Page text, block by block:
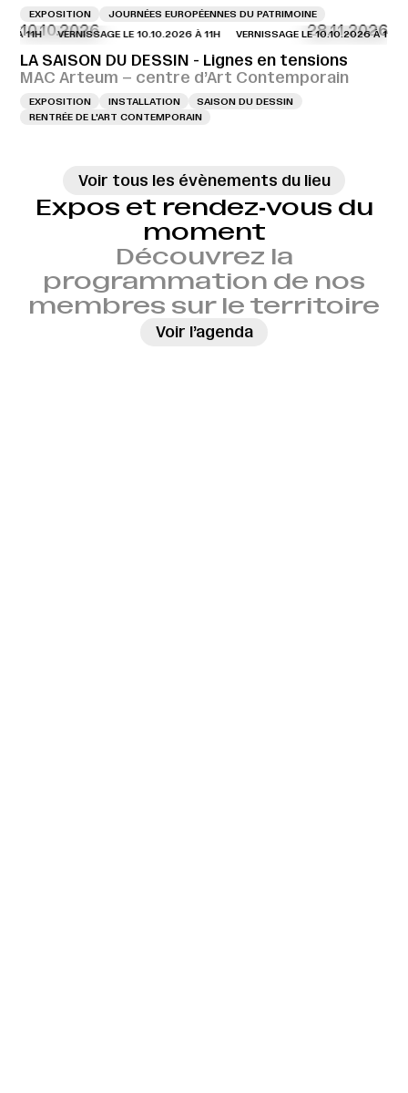
EXPOSITION JOURNÉES EUROPÉENNES DU PATRIMOINE
10.10.2026 28.11.2026
À 11H VERNISSAGE LE 10.10.2026 À 11H VERNISSAGE LE 10.10.2026 À 11H
LA SAISON DU DESSIN - Lignes en tensions
MAC Arteum – centre d’Art Contemporain
EXPOSITION INSTALLATION
SAISON DU DESSIN
RENTRÉE DE L'ART CONTEMPORAIN
Voir tous les évènements du lieu
Expos et rendez‑vous du
moment
Découvrez la
programmation de nos
membres sur le territoire
Voir l’agenda